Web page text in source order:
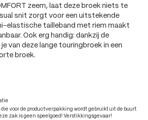
zeem, laat deze broek niets te
snit zorgt voor een uitstekende
elastische tailleband met riem maakt
Ook erg handig: dankzij de
van deze lange touringbroek in een
broek.
die voor de productverpakking wordt gebruikt uit de buurt
zak is geen speelgoed! Verstikkingsgevaar!